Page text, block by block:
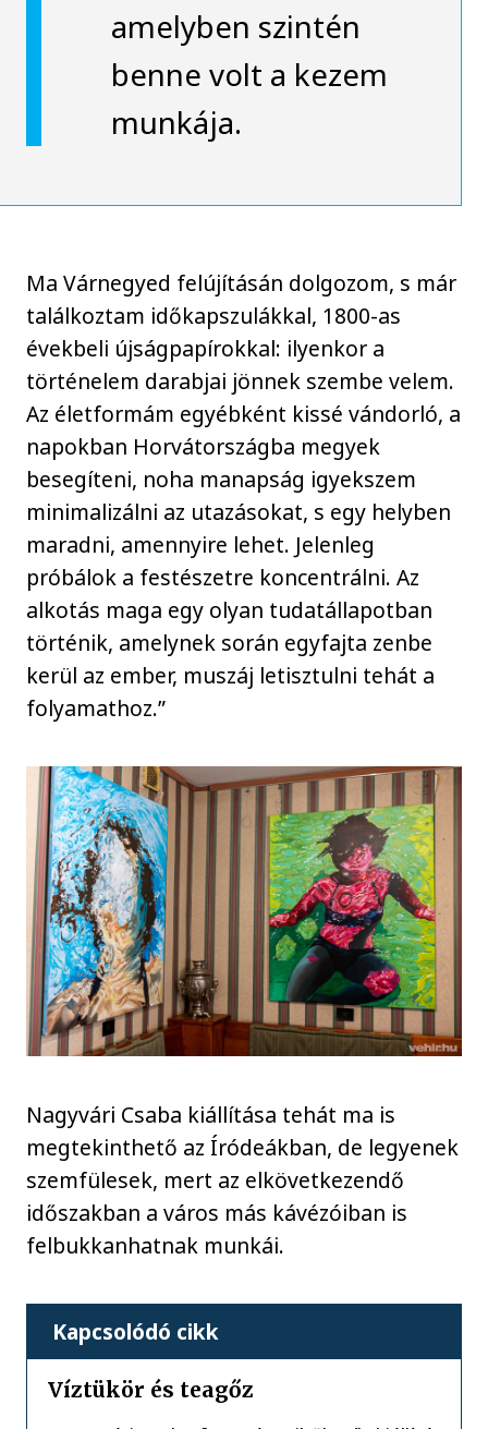
amelyben szintén
benne volt a kezem
munkája.
Ma Várnegyed felújításán dolgozom, s már
találkoztam időkapszulákkal, 1800-as
évekbeli újságpapírokkal: ilyenkor a
történelem darabjai jönnek szembe velem.
Az életformám egyébként kissé vándorló, a
napokban Horvátországba megyek
besegíteni, noha manapság igyekszem
minimalizálni az utazásokat, s egy helyben
maradni, amennyire lehet. Jelenleg
próbálok a festészetre koncentrálni. Az
alkotás maga egy olyan tudatállapotban
történik, amelynek során egyfajta zenbe
kerül az ember, muszáj letisztulni tehát a
folyamathoz.”
Nagyvári Csaba kiállítása tehát ma is
megtekinthető az Íródeákban, de legyenek
szemfülesek, mert az elkövetkezendő
időszakban a város más kávézóiban is
felbukkanhatnak munkái.
Kapcsolódó cikk
Víztükör és teagőz